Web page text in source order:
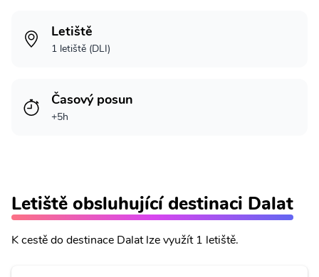
Letiště
1 letiště (DLI)
Časový posun
+5h
Letiště obsluhující destinaci Dalat
K cestě do destinace Dalat lze využít 1 letiště.